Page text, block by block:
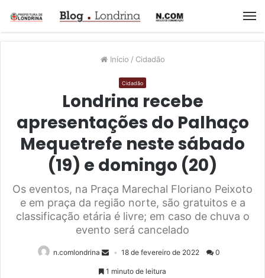
Início / Cidadão
Cidadão
Londrina recebe
apresentações do Palhaço
Mequetrefe neste sábado
(19) e domingo (20)
Os eventos, na Praça Marechal Floriano Peixoto
e em praça da região norte, são gratuitos e a
classificação etária é livre; em caso de chuva o
evento será cancelado
n.comlondrina 18 de fevereiro de 2022 0
1 minuto de leitura